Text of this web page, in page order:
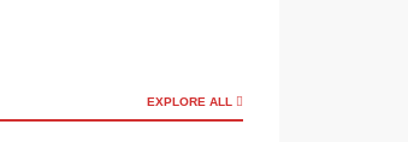
EXPLORE ALL